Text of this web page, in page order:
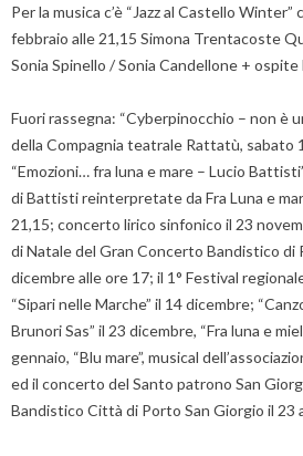
Per la musica c’è “Jazz al Castello
febbraio alle 21,15 Simona Trentacoste
Sonia Spinello / Sonia Candellone + ospite
Fuori rassegna: “Cyberpinocchio – non è
della Compagnia teatrale Rattatù, sabato
“Emozioni… fra luna e mare – Lucio
di Battisti reinterpretate da Fra Luna e
21,15; concerto lirico sinfonico il 23
di Natale del Gran Concerto Bandistico di
dicembre alle ore 17; il 1° Festival
“Sipari nelle Marche” il 14 dicembre;
Brunori Sas” il 23 dicembre, “Fra luna e
gennaio, “Blu mare”, musical
ed il concerto del Santo patrono San
Bandistico Città di Porto San Giorgio il 23